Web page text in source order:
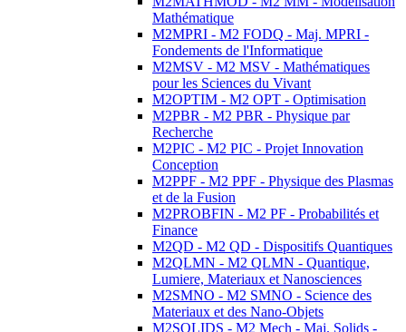
Mathématique
M2MPRI - M2 FODQ - Maj. MPRI -
Fondements de l'Informatique
M2MSV - M2 MSV - Mathématiques
pour les Sciences du Vivant
M2OPTIM - M2 OPT - Optimisation
M2PBR - M2 PBR - Physique par
Recherche
M2PIC - M2 PIC - Projet Innovation
Conception
M2PPF - M2 PPF - Physique des Plasmas
et de la Fusion
M2PROBFIN - M2 PF - Probabilités et
Finance
M2QD - M2 QD - Dispositifs Quantiques
M2QLMN - M2 QLMN - Quantique,
Lumiere, Materiaux et Nanosciences
M2SMNO - M2 SMNO - Science des
Materiaux et des Nano-Objets
M2SOLIDS - M2 Mech - Maj. Solids -